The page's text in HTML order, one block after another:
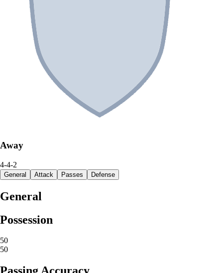
Away
4-4-2
General Attack Passes Defense
General
Possession
50
50